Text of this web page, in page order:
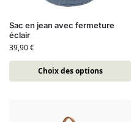
Sac en jean avec fermeture
éclair
39,90€
Choix des options